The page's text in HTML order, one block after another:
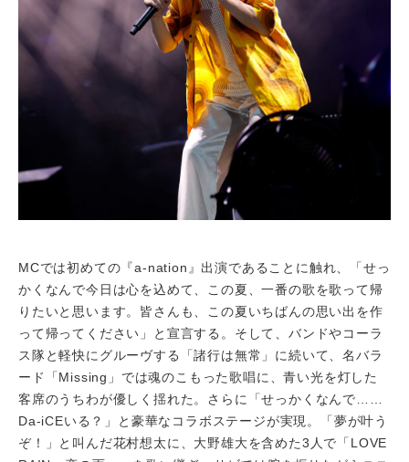
MCでは初めての『a-nation』出演であることに触れ、「せっ
かくなんで今日は心を込めて、この夏、一番の歌を歌って帰
りたいと思います。皆さんも、この夏いちばんの思い出を作
って帰ってください」と宣言する。そして、バンドやコーラ
ス隊と軽快にグルーヴする「諸行は無常」に続いて、名バラ
ード「Missing」では魂のこもった歌唱に、青い光を灯した
客席のうちわが優しく揺れた。さらに「せっかくなんで……
Da-iCEいる？」と豪華なコラボステージが実現。「夢が叶う
ぞ！」と叫んだ花村想太に、大野雄大を含めた3人で「LOVE